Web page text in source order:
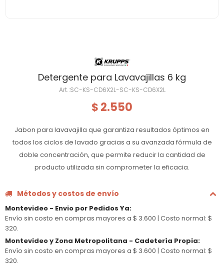
Detergente para Lavavajillas 6 kg
SC-KS-CD6X2L-SC-KS-CD6X2L
$ 2.550
Jabon para lavavajilla que garantiza resultados óptimos en
todos los ciclos de lavado gracias a su avanzada fórmula de
doble concentración, que permite reducir la cantidad de
producto utilizada sin comprometer la eficacia.
Métodos y costos de envío
Montevideo - Envio por Pedidos Ya:
Envío sin costo en compras mayores a $ 3.600 | Costo normal: $
320.
Montevideo y Zona Metropolitana - Cadetería Propia:
Envío sin costo en compras mayores a $ 3.600 | Costo normal: $
320.